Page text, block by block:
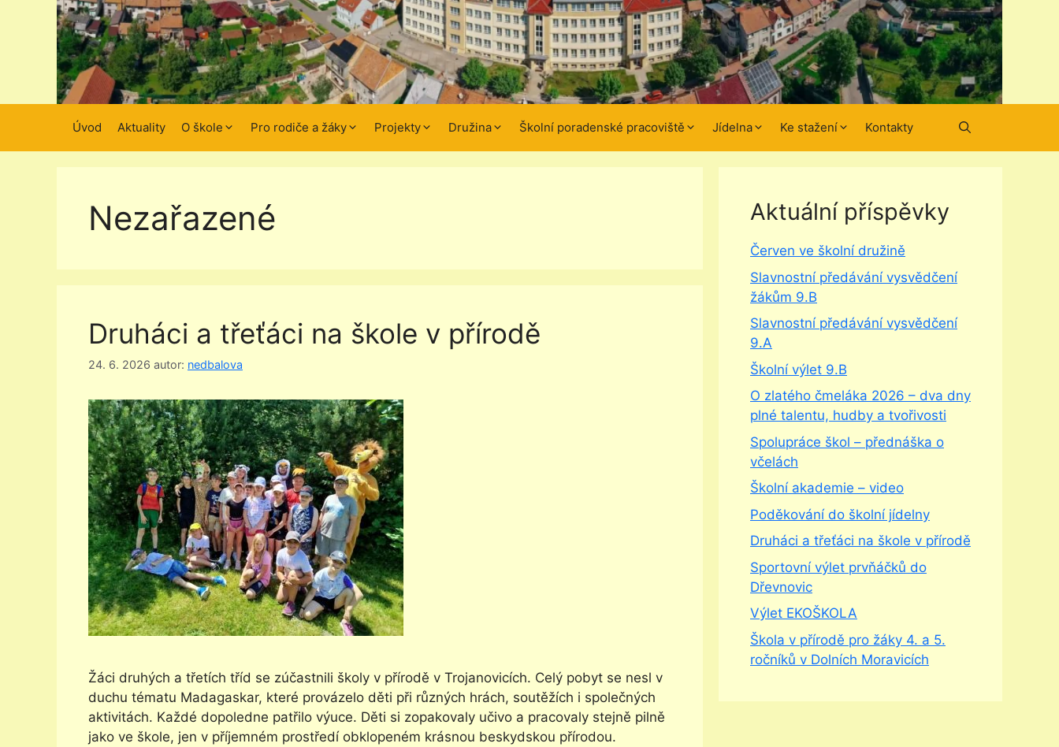
Úvod Aktuality O škole Pro rodiče a žáky Projekty Družina Školní poradenské pracoviště Jídelna Ke stažení Kontakty
Nezařazené
Druháci a třeťáci na škole v přírodě
24. 6. 2026 autor: nedbalova
Žáci druhých a třetích tříd se zúčastnili školy v přírodě v Trojanovicích. Celý pobyt se nesl v
duchu tématu Madagaskar, které provázelo děti při různých hrách, soutěžích i společných
aktivitách. Každé dopoledne patřilo výuce. Děti si zopakovaly učivo a pracovaly stejně pilně
jako ve škole, jen v příjemném prostředí obklopeném krásnou beskydskou přírodou.
Aktuální příspěvky
Červen ve školní družině
Slavnostní předávání vysvědčení
žákům 9.B
Slavnostní předávání vysvědčení
9.A
Školní výlet 9.B
O zlatého čmeláka 2026 – dva dny
plné talentu, hudby a tvořivosti
Spolupráce škol – přednáška o
včelách
Školní akademie – video
Poděkování do školní jídelny
Druháci a třeťáci na škole v přírodě
Sportovní výlet prvňáčků do
Dřevnovic
Výlet EKOŠKOLA
Škola v přírodě pro žáky 4. a 5.
ročníků v Dolních Moravicích